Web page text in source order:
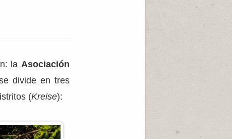
la Asociación
divide en tres
(Kreise):